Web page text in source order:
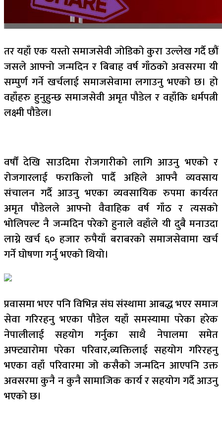
तर यहाँ एक यस्तो समाजसेवी जोडिको कुरा उल्लेख गर्दै छौं
जसले आफ्नो जन्मदिन र बिबाह वर्ष गाँठको अवसरमा यी
सम्पुर्ण गर्ने खर्चलाई समाजसेवामा लगाउनु भएको छ। हो
वहाँहरु हुनुहुन्छ समाजसेवी अमृत पौडेल र वहाँकि धर्मपत्नी
लक्ष्मी पौडेल।
वर्षौं देखि साउदिमा रोजगारीको लागि आउनु भएको र
रोजगारलाई फराकिलो पार्दै अहिले आफ्नै व्यवसाय
संचालन गर्दै आउनु भएका व्यवसायिक रुपमा कार्यरत
अमृत पौडेलले आफ्नो वैवाहिक वर्ष गाँठ र त्यसको
भोलिपल्ट नै जन्मदिन परेको हुनाले वहाँले यी दुबै मनाउदा
लाग्ने खर्च ६० हजार रुपैयाँ बराबरको समाजसेवामा खर्च
गर्ने घोषणा गर्नु भएको थियो।
प्रवासमा भएर पनि विभिन्न संघ संस्थामा आबद्ध भएर समाज
सेवा गरिरहनु भएका पौडेल यहाँ समस्यामा परेका हरेक
नेपालीलाई सहयोग गर्नुका साथै नेपालमा समेत
अफ्ट्यारोमा परेका परिवार,व्यक्तिलाई सहयोग गरिरहनु
भएका वहाँ परिवारमा जो कसैको जन्मदिन आएपनि उक्त
अवसरमा कुनै न कुनै सामाजिक कार्य र सहयोग गर्दै आउनु
भएको छ।